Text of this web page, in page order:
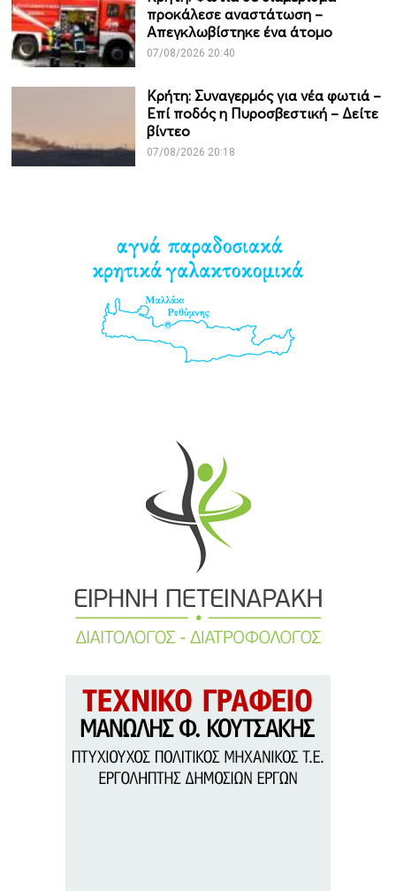
προκάλεσε αναστάτωση –
Απεγκλωβίστηκε ένα άτομο
07/08/2026 20:40
Κρήτη: Συναγερμός για νέα φωτιά –
Επί ποδός η Πυροσβεστική – Δείτε
βίντεο
07/08/2026 20:18